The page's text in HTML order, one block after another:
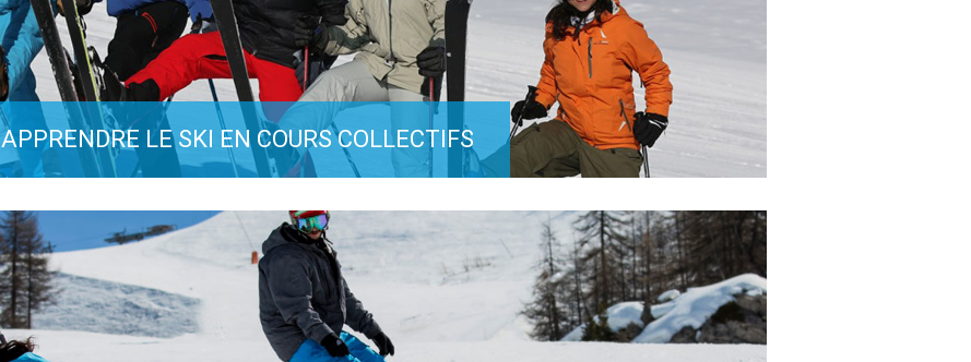
APPRENDRE LE SKI EN COURS COLLECTIFS